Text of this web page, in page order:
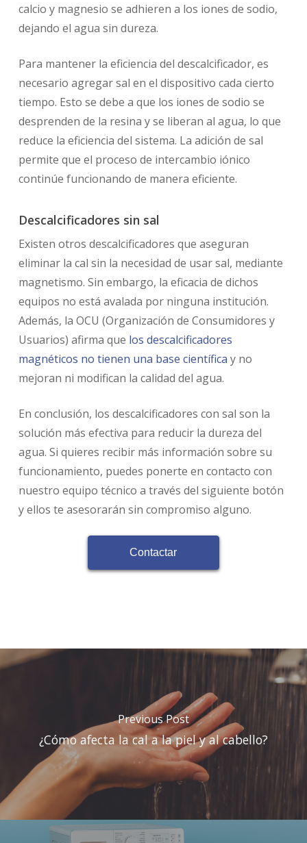
calcio y magnesio se adhieren a los iones de sodio,
dejando el agua sin dureza.
Para mantener la eficiencia del descalcificador, es
necesario agregar sal en el dispositivo cada cierto
tiempo. Esto se debe a que los iones de sodio se
desprenden de la resina y se liberan al agua, lo que
reduce la eficiencia del sistema. La adición de sal
permite que el proceso de intercambio iónico
continúe funcionando de manera eficiente.
Descalcificadores sin sal
Existen otros descalcificadores que aseguran
eliminar la cal sin la necesidad de usar sal, mediante
magnetismo. Sin embargo, la eficacia de dichos
equipos no está avalada por ninguna institución.
Además, la OCU (Organización de Consumidores y
Usuarios) afirma que los descalcificadores
magnéticos no tienen una base científica y no
mejoran ni modifican la calidad del agua.
En conclusión, los descalcificadores con sal son la
solución más efectiva para reducir la dureza del
agua. Si quieres recibir más información sobre su
funcionamiento, puedes ponerte en contacto con
nuestro equipo técnico a través del siguiente botón
y ellos te asesorarán sin compromiso alguno.
Contactar
Previous Post
¿Cómo afecta la cal a la piel y al cabello?